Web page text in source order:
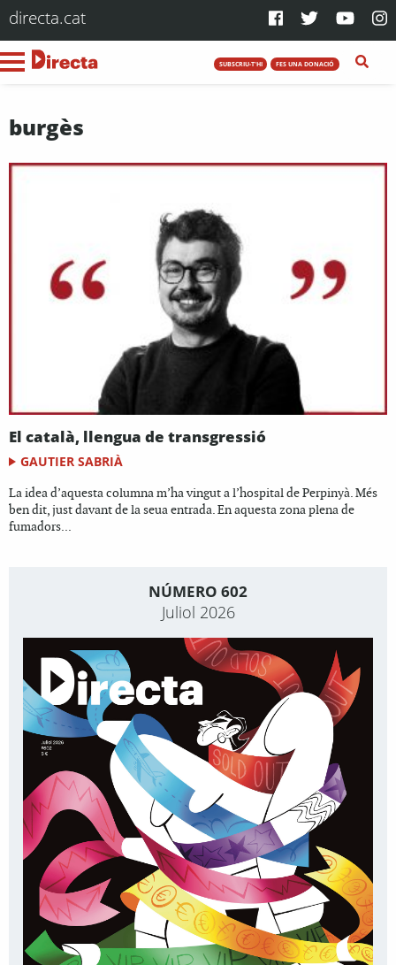
directa.cat
SUBSCRIU-T'HI FES UNA DONACIÓ
burgès
El català, llengua de transgressió
GAUTIER SABRIÀ
La idea d’aquesta columna m’ha vingut a l’hospital de Perpinyà. Més
ben dit, just davant de la seua entrada. En aquesta zona plena de
fumadors...
NÚMERO 602
Juliol 2026